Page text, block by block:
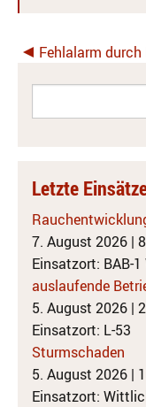
Fehlalarm durch
Letzte
7. August 2026 |
Einsatzort: BAB-
auslaufende
5. August 2026 |
Einsatzort: L-53
Sturmschaden
5. August 2026 |
Einsatzort: